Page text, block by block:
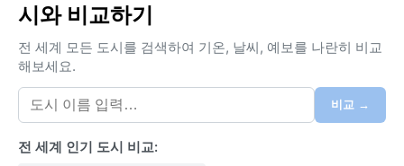
시와 비교하기
전 세계 모든 도시를 검색하여 기온, 날씨, 예보를 나란히 비교
해보세요.
비교 →
전 세계 인기 도시 비교: